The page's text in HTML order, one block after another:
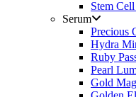
Stem
Serum
Precious
Hydra
Ruby
Pearl
Gold